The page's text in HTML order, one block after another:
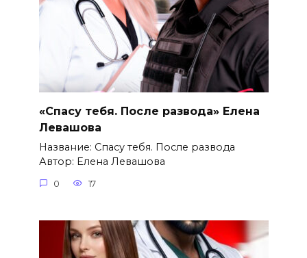
«Спасу тебя. После развода» Елена
Левашова
Название: Спасу тебя. После развода
Автор: Елена Левашова
0 17